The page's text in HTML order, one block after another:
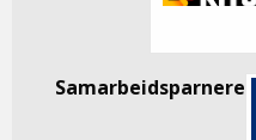
Samarbeidsparnere